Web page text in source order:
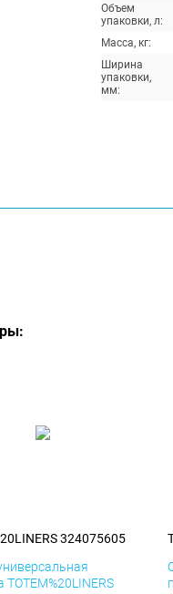
Объем
упаковки, л:
Масса, кг:
Ширина
упаковки,
мм:
324075605
TOTEM%20LINERS